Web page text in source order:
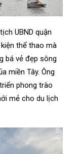
UBND quận
thể thao mà
bá vẻ đẹp sông
miền Tây. Ông
phong trào
mẻ cho du lịch